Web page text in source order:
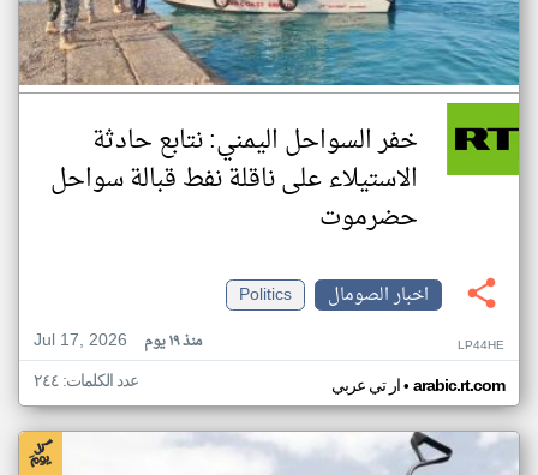
خفر السواحل اليمني: نتابع حادثة
الاستيلاء على ناقلة نفط قبالة سواحل
حضرموت
اخبار الصومال
Politics
Jul 17, 2026
منذ ١٩ يوم LP44HE
ار تي عربي• arabic.rt.com عدد الكلمات: ٢٤٤